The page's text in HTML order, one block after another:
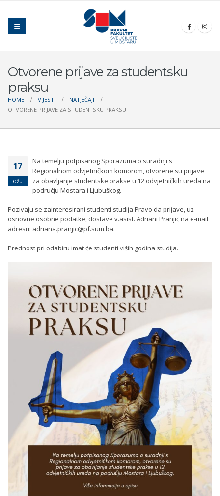
Otvorene prijave za studentsku
praksu
HOME VIJESTI
NATJEČAJI
OTVORENE PRIJAVE ZA STUDENTSKU PRAKSU
17
ožu
Na temelju potpisanog Sporazuma o suradnji s
Regionalnom odvjetničkom komorom, otvorene su prijave
za obavljanje studentske prakse u 12 odvjetničkih ureda na
području Mostara i Ljubuškog.
Pozivaju se zainteresirani studenti studija Pravo da prijave, uz
osnovne osobne podatke, dostave v.asist. Adriani Pranjić na e-mail
adresu: adriana.pranjic@pf.sum.ba.
Prednost pri odabiru imat će studenti viših godina studija.